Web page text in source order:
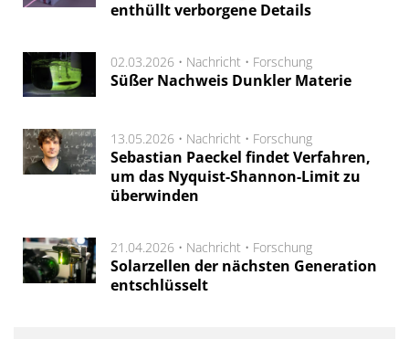
enthüllt verborgene Details
02.03.2026 • Nachricht • Forschung
Süßer Nachweis Dunkler Materie
13.05.2026 • Nachricht • Forschung
Sebastian Paeckel findet Verfahren,
um das Nyquist-Shannon-Limit zu
überwinden
21.04.2026 • Nachricht • Forschung
Solarzellen der nächsten Generation
entschlüsselt